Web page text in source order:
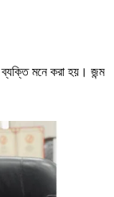
ব্যক্তি মনে করা হয়। জন্ম